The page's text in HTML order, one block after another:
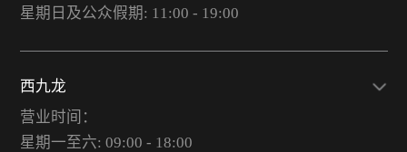
星期日及公众假期: 11:00 - 19:00
西九龙
营业时间：
星期一至六: 09:00 - 18:00